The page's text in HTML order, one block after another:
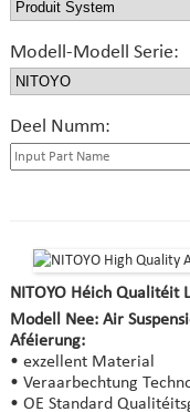
Modell-Modell Serie:
Deel Numm:
NITOYO Héich Qualitéit
Modell Nee: Air
Aféierung:
• exzellent Material
• Veraarbechtung
• OE Standard